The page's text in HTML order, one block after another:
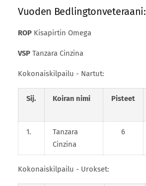
Vuoden Bedlingtonveteraani:
ROPKisapirtin Omega
VSPTanzara Cinzina
Kokonaiskilpailu - Nartut:
Sij. Koiran nimi Pisteet
1.
Tanzara
Cinzina
6
Kokonaiskilpailu - Urokset: